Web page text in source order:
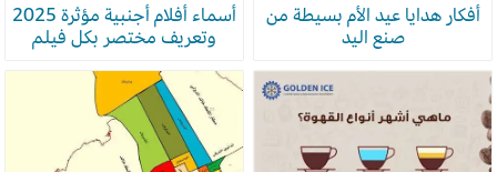
أفكار هدايا عيد الأم بسيطة من
صنع اليد
أسماء أفلام أجنبية مؤثرة 2025
وتعريف مختصر بكل فيلم